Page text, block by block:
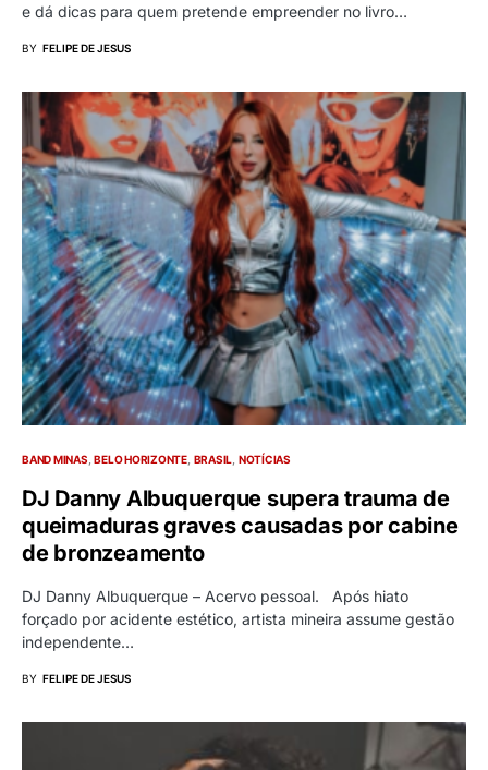
e dá dicas para quem pretende empreender no livro…
BY FELIPE DE JESUS
BAND MINAS BELO HORIZONTE BRASIL NOTÍCIAS
DJ Danny Albuquerque supera trauma de
queimaduras graves causadas por cabine
de bronzeamento
DJ Danny Albuquerque – Acervo pessoal. Após hiato
forçado por acidente estético, artista mineira assume gestão
independente…
BY FELIPE DE JESUS